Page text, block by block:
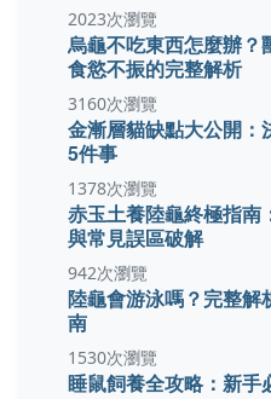
2023次瀏覽
烏龜不吃東西怎麼辦？
食慾不振的完整解析
3160次瀏覽
金漸層貓缺點大公開：
5件事
1378次瀏覽
赤玉土養陸龜終極指南
與常見誤區破解
942次瀏覽
陸龜會游泳嗎？完整解
南
1530次瀏覽
睡鼠飼養全攻略：新手